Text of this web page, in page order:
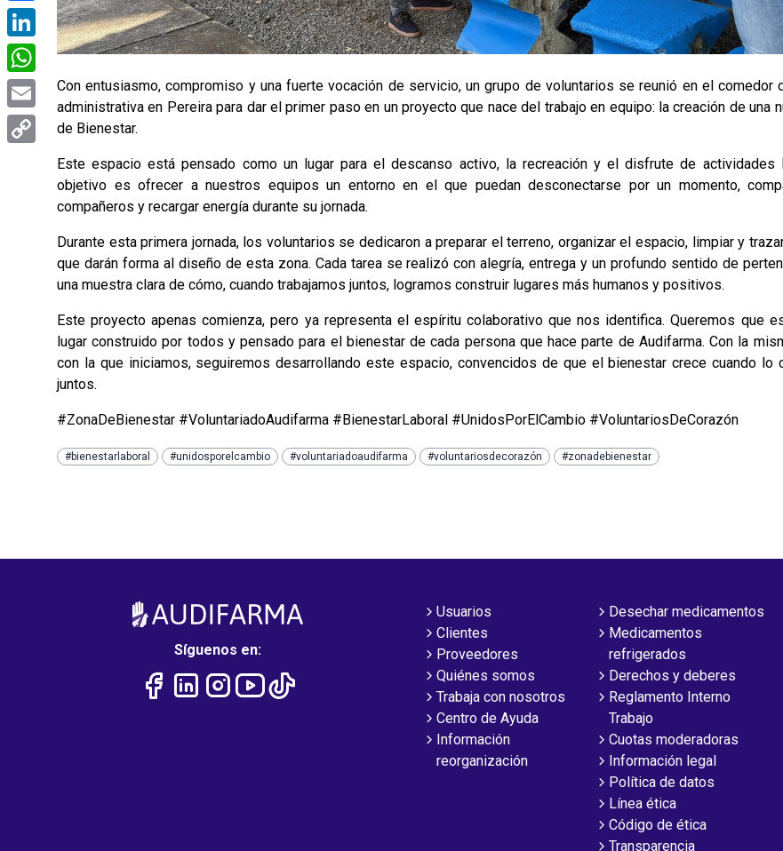
Con entusiasmo, compromiso y una fuerte vocación de servicio, un grupo de voluntarios se reunió en el comedor
administrativa en Pereira para dar el primer paso en un proyecto que nace del trabajo en equipo: la creación de una
de Bienestar.
Este espacio está pensado como un lugar para el descanso activo, la recreación y el disfrute de actividades
objetivo es ofrecer a nuestros equipos un entorno en el que puedan desconectarse por un momento,
compañeros y recargar energía durante su jornada.
Durante esta primera jornada, los voluntarios se dedicaron a preparar el terreno, organizar el espacio, limpiar y
que darán forma al diseño de esta zona. Cada tarea se realizó con alegría, entrega y un profundo sentido de
una muestra clara de cómo, cuando trabajamos juntos, logramos construir lugares más humanos y positivos.
Este proyecto apenas comienza, pero ya representa el espíritu colaborativo que nos identifica. Queremos que
lugar construido por todos y pensado para el bienestar de cada persona que hace parte de Audifarma. Con la
con la que iniciamos, seguiremos desarrollando este espacio, convencidos de que el bienestar crece cuando lo
juntos.
#ZonaDeBienestar #VoluntariadoAudifarma #BienestarLaboral #UnidosPorElCambio #VoluntariosDeCorazón
#bienestarlaboral #unidosporelcambio #voluntariadoaudifarma #voluntariosdecorazón #zonadebienestar
Facebook
LinkedIn
WhatsApp
Email
Síguenos en:
Usuarios
Clientes
Proveedores
Quiénes somos
Trabaja con nosotros
Centro de Ayuda
Información
reorganización
Desechar medicamentos
Medicamentos
refrigerados
Derechos y deberes
Reglamento Interno
Trabajo
Cuotas moderadoras
Información legal
Política de datos
Línea ética
Código de ética
Transparencia